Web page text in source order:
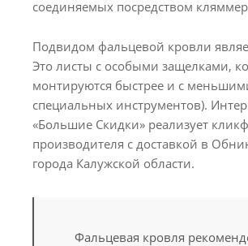
соединяемых посредством
Подвидом фальцевой кровли
Это листы с особыми защелками,
монтируются быстрее и с
специальных инструментов).
«Большие Скидки» реализует
производителя с доставкой в
города Калужской области.
Фальцевая кровля